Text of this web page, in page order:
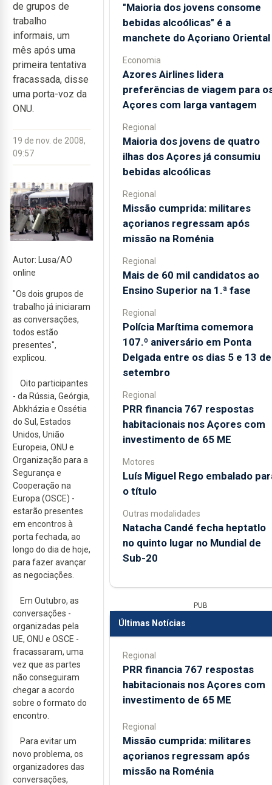
de grupos de
trabalho
informais, um
mês após uma
primeira tentativa
fracassada, disse
uma porta-voz da
ONU.
19 de nov. de 2008,
09:57
Autor: Lusa/AO
online
"Os dois grupos de
trabalho já iniciaram
as conversações,
todos estão
presentes",
explicou.
Oito participantes
- da Rússia, Geórgia,
Abkházia e Ossétia
do Sul, Estados
Unidos, União
Europeia, ONU e
Organização para a
Segurança e
Cooperação na
Europa (OSCE) -
estarão presentes
em encontros à
porta fechada, ao
longo do dia de hoje,
para fazer avançar
as negociações.
Em Outubro, as
conversações -
organizadas pela
UE, ONU e OSCE -
fracassaram, uma
vez que as partes
não conseguiram
chegar a acordo
sobre o formato do
encontro.
Para evitar um
novo problema, os
organizadores das
conversações,
"Maioria dos jovens consome
bebidas alcoólicas" é a
manchete do Açoriano Oriental
Economia
Azores Airlines lidera
preferências de viagem para
Açores com larga vantagem
Regional
Maioria dos jovens de quatro
ilhas dos Açores já consumiu
bebidas alcoólicas
Regional
Missão cumprida: militares
açorianos regressam após
missão na Roménia
Regional
Mais de 60 mil candidatos ao
Ensino Superior na 1.ª fase
Regional
Polícia Marítima comemora
107.º aniversário em Ponta
Delgada entre os dias 5 e 13 de
setembro
Regional
PRR financia 767 respostas
habitacionais nos Açores com
investimento de 65 ME
Motores
Luís Miguel Rego embalado
o título
Outras modalidades
Natacha Candé fecha heptatlo
no quinto lugar no Mundial de
Sub-20
PUB
Últimas Notícias
Regional
PRR financia 767 respostas
habitacionais nos Açores com
investimento de 65 ME
Regional
Missão cumprida: militares
açorianos regressam após
missão na Roménia